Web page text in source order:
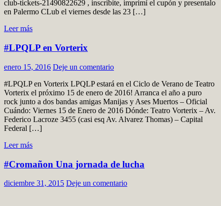
club-tickets-21490822629 , inscribite, imprimí el cupón y presentalo
en Palermo CLub el viernes desde las 23 […]
Leer más
#LPQLP en Vorterix
enero 15, 2016 Deje un comentario
#LPQLP en Vorterix LPQLP estará en el Ciclo de Verano de Teatro
Vorterix el próximo 15 de enero de 2016! Arranca el año a puro
rock junto a dos bandas amigas Manijas y Ases Muertos – Oficial
Cuándo: Viernes 15 de Enero de 2016 Dónde: Teatro Vorterix – Av.
Federico Lacroze 3455 (casi esq Av. Alvarez Thomas) – Capital
Federal […]
Leer más
#Cromañon Una jornada de lucha
diciembre 31, 2015 Deje un comentario